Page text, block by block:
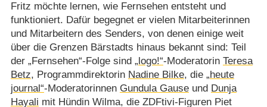
Fritz möchte lernen, wie Fernsehen entsteht und
funktioniert. Dafür begegnet er vielen Mitarbeiterinnen
und Mitarbeitern des Senders, von denen einige weit
über die Grenzen Bärstadts hinaus bekannt sind: Teil
der „Fernsehen“-Folge sind „logo!“-Moderatorin Teresa
Betz, Programmdirektorin Nadine Bilke, die „heute
journal“-Moderatorinnen Gundula Gauseund Dunja
Hayali mit Hündin Wilma, die ZDFtivi-Figuren Piet